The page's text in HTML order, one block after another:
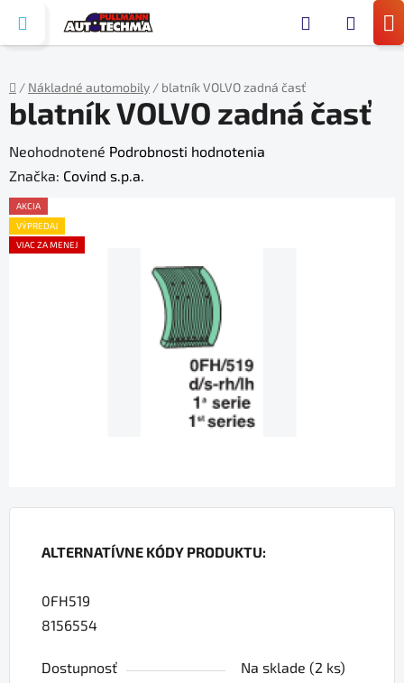
obsah
Domov
/ Nákladné automobily / blatník VOLVO zadná časť
ALTERNATÍVNE KÓDY PRODUKTU:
0FH519
8156554
Dostupnosť Na sklade (2 ks)
blatník VOLVO zadná časť
Priemerné
hodnotenie
produktu
je
0,0
Neohodnotené Podrobnosti hodnotenia
Značka: Covind s.p.a.
AKCIA
VÝPREDAJ
VIAC ZA MENEJ